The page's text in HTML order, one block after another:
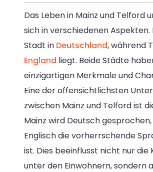
Das Leben in Mainz und Telford
sich in verschiedenen Aspekten.
Stadt in Deutschland, während
England liegt. Beide Städte
einzigartigen Merkmale und
Eine der offensichtlichsten
zwischen Mainz und Telford ist
Mainz wird Deutsch
Englisch die vorherrschende
ist. Dies beeinflusst nicht nur die
unter den Einwohnern, sondern